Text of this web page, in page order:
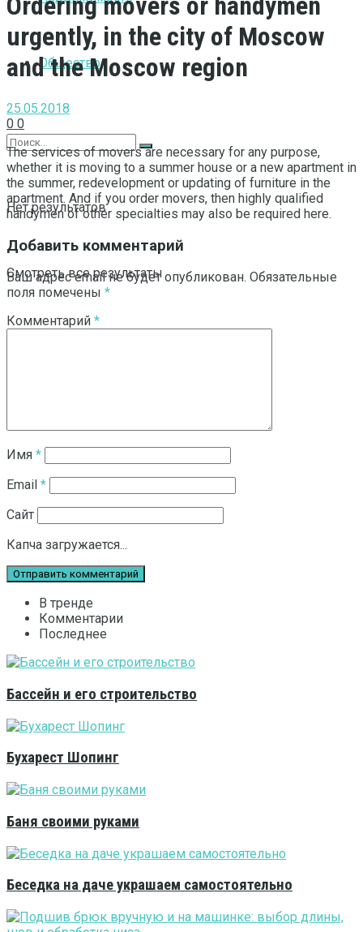
Общество
Нет результатов
Смотреть все результаты
urgently, in the city of Moscow
and the Moscow region
25.05.2018
0 0
The services of movers are necessary for any purpose,
whether it is moving to a summer house or a new apartment in
the summer, redevelopment or updating of furniture in the
apartment. And if you order movers, then highly qualified
handymen of other specialties may also be required here.
Добавить комментарий
Ваш адрес email не будет опубликован. Обязательные
поля помечены *
Комментарий *
Имя *
Email *
Сайт
Капча загружается...
В тренде
Комментарии
Последнее
Бассейн и его строительство
Бухарест Шопинг
Баня своими руками
Беседка на даче украшаем самостоятельно